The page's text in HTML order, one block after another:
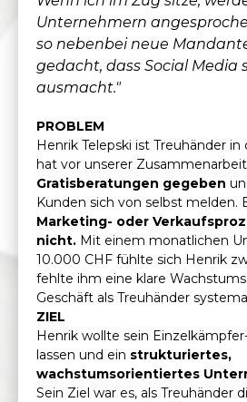
Unternehmern
so nebenbei neue
gedacht, dass Social Media
ausmacht."
PROBLEM
Henrik Telepski ist Treuhänder in
hat vor unserer Zusammenarbeit
Gratisberatungen gegeben
Kunden sich von selbst melden.
Marketing- oder
nicht. Mit einem monatlichen
10.000 CHF fühlte sich Henrik
fehlte ihm eine klare
Geschäft als Treuhänder
ZIEL
Henrik wollte sein
lassen und ein strukturiertes,
wachstumsorientiertes
Sein Ziel war es, als Treuhänder